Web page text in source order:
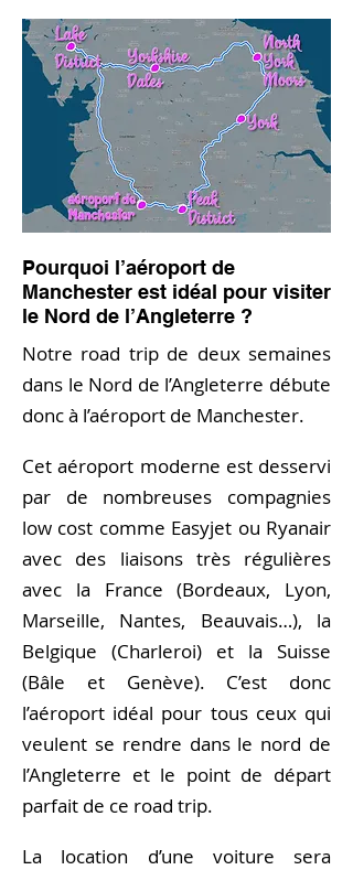
Pourquoi l’aéroport de
Manchester est idéal pour visiter
le Nord de l’Angleterre ?
Notre road trip de deux semaines
dans le Nord de l’Angleterre débute
donc à l’aéroport de Manchester.
Cet aéroport moderne est desservi
par de nombreuses compagnies
low cost comme Easyjet ou Ryanair
avec des liaisons très régulières
avec la France (Bordeaux, Lyon,
Marseille, Nantes, Beauvais…), la
Belgique (Charleroi) et la Suisse
(Bâle et Genève). C’est donc
l’aéroport idéal pour tous ceux qui
veulent se rendre dans le nord de
l’Angleterre et le point de départ
parfait de ce road trip.
La location d’une voiture sera